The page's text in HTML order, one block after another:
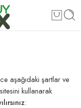
aşağıdaki şartlar ve
kullanarak
: